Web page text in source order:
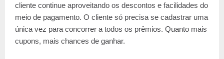
cliente continue aproveitando os descontos e facilidades do
meio de pagamento. O cliente só precisa se cadastrar uma
única vez para concorrer a todos os prêmios. Quanto mais
cupons, mais chances de ganhar.